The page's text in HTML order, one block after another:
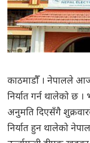
काठमाडौँ । नेपालले
निर्यात गर्न थालेको छ ।
अनुमति दिएसँगै
निर्यात हुन थालेको